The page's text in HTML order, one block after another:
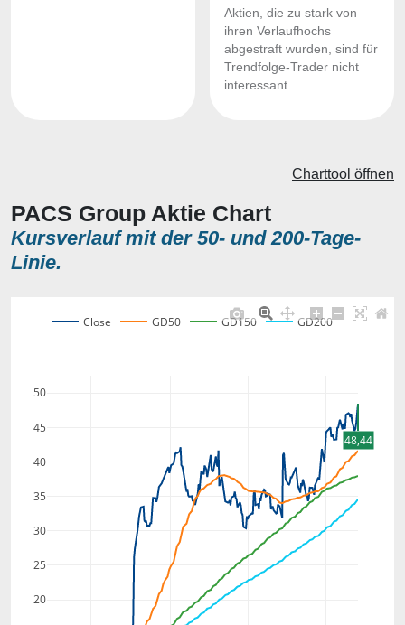
Aktien, die zu stark von
ihren Verlaufhochs
abgestraft wurden, sind für
Trendfolge-Trader nicht
interessant.
PACS Group Aktie Chart
Kursverlauf mit der 50- und 200-Tage-
Linie.
Charttool öffnen
20
25
30
35
40
45
50
Close GD50 GD150 GD200
48,44